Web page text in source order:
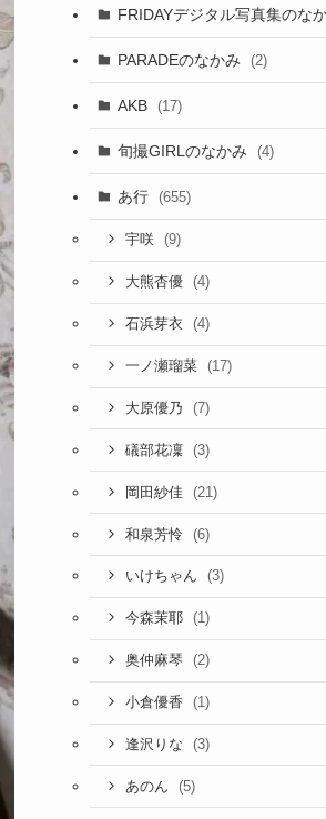
FRIDAYデジタル写真集のな
PARADEのなかみ (2)
AKB (17)
旬撮GIRLのなかみ (4)
あ行 (655)
宇咲 (9)
大熊杏優 (4)
石浜芽衣 (4)
一ノ瀬瑠菜 (17)
大原優乃 (7)
礒部花凜 (3)
岡田紗佳 (21)
和泉芳怜 (6)
いけちゃん (3)
今森茉耶 (1)
奥仲麻琴 (2)
小倉優香 (1)
逢沢りな (3)
あのん (5)